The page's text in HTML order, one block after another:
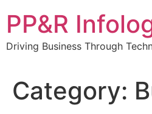
content
PP&R
Driving Business Through
Category: